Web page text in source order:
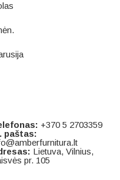
+370 5 2703359
paštas:
Lietuva, Vilnius,
pr. 105